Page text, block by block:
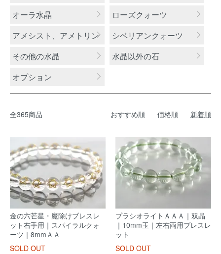
オーラ水晶
ローズクォーツ
アメシスト、アメトリン
シベリアンクォーツ
その他の水晶
水晶以外の石
オプション
全365商品 おすすめ順 価格順 新着順
金の六芒星・魔除けブレスレ
ット右手用｜スパイラルクォ
ーツ｜8mmＡＡ
SOLD OUT
プラシオライトＡＡＡ｜双晶
｜10mm玉｜左右両用ブレスレ
ット
SOLD OUT